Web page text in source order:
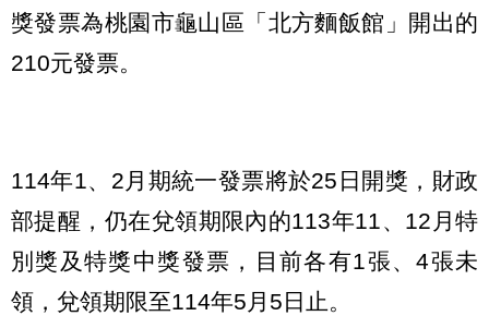
獎發票為桃園市龜山區「北方麵飯館」開出的
210元發票。
114年1、2月期統一發票將於25日開獎，財政
部提醒，仍在兌領期限內的113年11、12月特
別獎及特獎中獎發票，目前各有1張、4張未
領，兌領期限至114年5月5日止。